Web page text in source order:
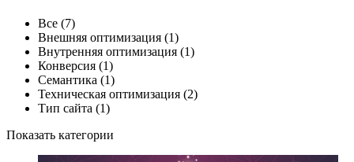
Все (7)
Внешняя оптимизация (1)
Внутренняя оптимизация (1)
Конверсия (1)
Семантика (1)
Техническая оптимизация (2)
Тип сайта (1)
Показать категории